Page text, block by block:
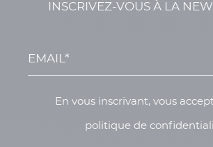
INSCRIVEZ-VOUS À LA
En vous inscrivant, vous
politique de